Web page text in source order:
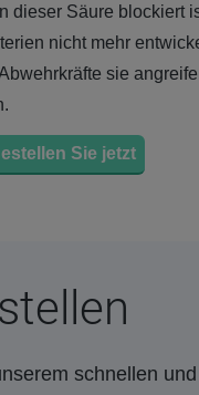
dieser Säure blockiert
nicht mehr
sie
Sie jetzt
schnellen